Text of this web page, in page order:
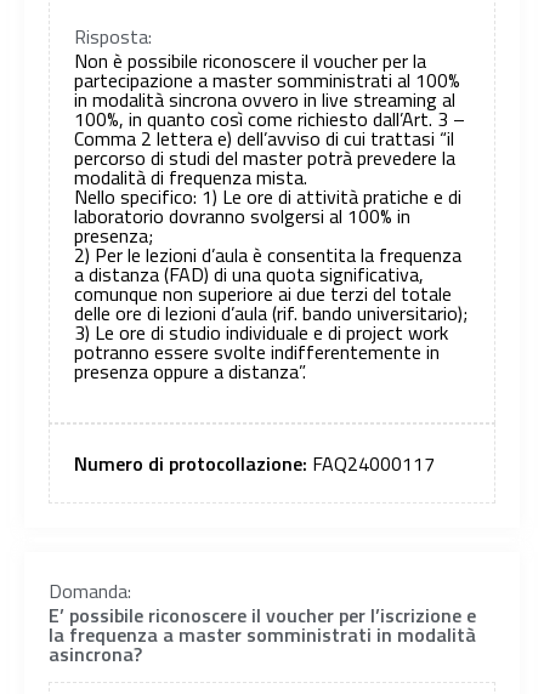
Risposta:
Non è possibile riconoscere il voucher per la
partecipazione a master somministrati al 100%
in modalità sincrona ovvero in live streaming al
100%, in quanto così come richiesto dall’Art. 3 –
Comma 2 lettera e) dell’avviso di cui trattasi “il
percorso di studi del master potrà prevedere la
modalità di frequenza mista.
Nello specifico: 1) Le ore di attività pratiche e di
laboratorio dovranno svolgersi al 100% in
presenza;
2) Per le lezioni d’aula è consentita la frequenza
a distanza (FAD) di una quota significativa,
comunque non superiore ai due terzi del totale
delle ore di lezioni d’aula (rif. bando universitario);
3) Le ore di studio individuale e di project work
potranno essere svolte indifferentemente in
presenza oppure a distanza”.
Numero di protocollazione: FAQ24000117
Domanda:
E’ possibile riconoscere il voucher per l’iscrizione e
la frequenza a master somministrati in modalità
asincrona?